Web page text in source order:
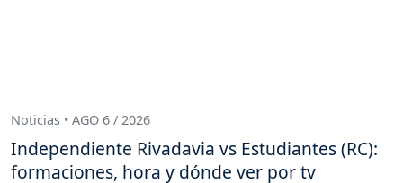
Noticias • AGO 6 / 2026
Independiente Rivadavia vs Estudiantes (RC):
formaciones, hora y dónde ver por tv